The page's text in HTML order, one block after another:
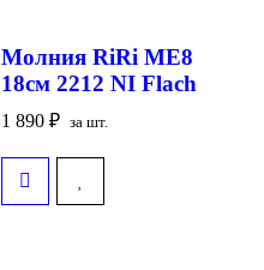
Молния RiRi ME8
18см 2212 NI Flach
1 890 ₽ за шт.